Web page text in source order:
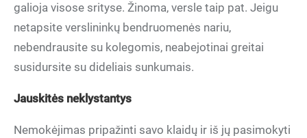
galioja visose srityse. Žinoma, versle taip pat. Jeigu
netapsite verslininkų bendruomenės nariu,
nebendrausite su kolegomis, neabejotinai greitai
susidursite su dideliais sunkumais.
Jauskitės neklystantys
Nemokėjimas pripažinti savo klaidų ir iš jų pasimokyti